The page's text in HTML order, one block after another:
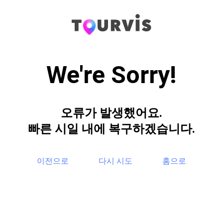
We're Sorry!
오류가 발생했어요.
빠른 시일 내에 복구하겠습니다.
이전으로 다시 시도 홈으로